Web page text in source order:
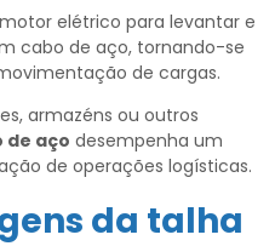
elétrico para levantar e
cabo de aço, tornando-se
de cargas.
armazéns ou outros
de aço desempenha um
de operações logísticas.
da talha